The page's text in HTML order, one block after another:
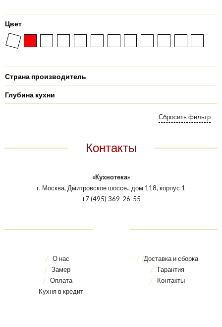
Цвет
Страна производитель
Глубина кухни
Контакты
«Кухнотека»
г. Москва, Дмитровское шоссе., дом 118, корпус 1
+7 (495) 369-26-55
О нас
Замер
Оплата
Кухня в кредит
Доставка и сборка
Гарантия
Контакты